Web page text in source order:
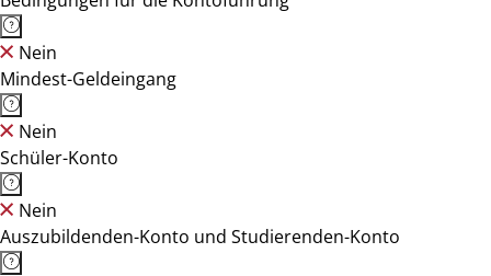
Nein
Mindest-Geldeingang
Nein
Schüler-Konto
Nein
Auszubildenden-Konto und Studierenden-Konto